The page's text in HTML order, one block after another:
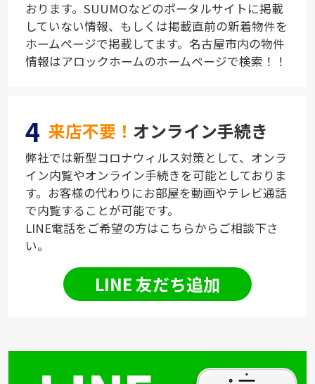
おります。SUUMOなどのポータルサイトに掲載
していない情報、もしくは掲載直前の新着物件を
ホームページで掲載してます。名古屋市内の物件
情報はアロックホームのホームページで検索！！
4 来店不要！ オンライン手続き
弊社では新型コロナウィルス対策として、オンラ
イン内覧やオンライン手続きを可能としておりま
す。お客様の代わりにお部屋を動画やテレビ通話
で内覧することが可能です。
LINE電話をご希望の方はこちらからご相談下さ
い。
LINE 友だち追加